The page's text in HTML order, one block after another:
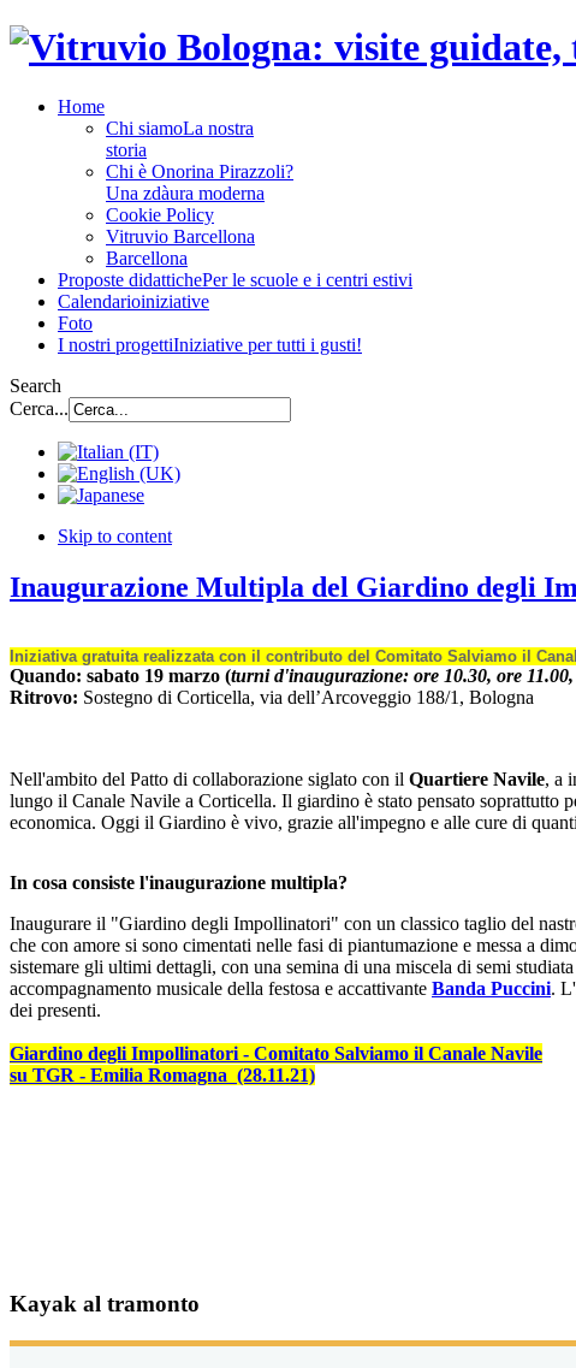
Home
Chi siamoLa nostra
storia
Chi è Onorina Pirazzoli?
Una zdàura moderna
Cookie Policy
Vitruvio Barcellona
Barcellona
Proposte didattichePer le scuole e i centri estivi
Calendarioiniziative
Foto
I nostri progettiIniziative per tutti i gusti!
Search
Cerca...
Skip to content
Inaugurazione Multipla del Giardino degli
Iniziativa gratuita realizzata con il contributo del Comitato Salviamo il
Quando: sabato 19 marzo (turni d'inaugurazione: ore 10.30, ore 11.00,
Ritrovo: Sostegno di Corticella, via dell’Arcoveggio 188/1, Bologna
Nell'ambito del Patto di collaborazione siglato con il Quartiere Navile, a
lungo il Canale Navile a Corticella. Il giardino è stato pensato
economica. Oggi il Giardino è vivo, grazie all'impegno e alle cure di
In cosa consiste l'inaugurazione multipla?
Inaugurare il "Giardino degli Impollinatori" con un classico taglio del
che con amore si sono cimentati nelle fasi di piantumazione e messa a
sistemare gli ultimi dettagli, con una semina di una miscela di semi
accompagnamento musicale della festosa e accattivante Banda Puccini.
dei presenti.
Giardino degli Impollinatori - Comitato Salviamo il Canale Navile
su TGR - Emilia Romagna (28.11.21)
Kayak al tramonto